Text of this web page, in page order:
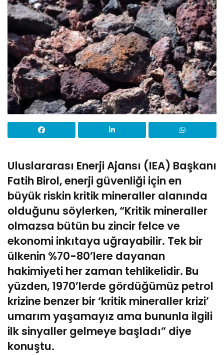
Uluslararası Enerji Ajansı (IEA) Başkanı
Fatih Birol, enerji güvenliği için en
büyük riskin kritik mineraller alanında
olduğunu söylerken, “Kritik mineraller
olmazsa bütün bu zincir felce ve
ekonomi inkıtaya uğrayabilir. Tek bir
ülkenin %70-80’lere dayanan
hakimiyeti her zaman tehlikelidir. Bu
yüzden, 1970’lerde gördüğümüz petrol
krizine benzer bir ‘kritik mineraller krizi’
umarım yaşamayız ama bununla ilgili
ilk sinyaller gelmeye başladı” diye
konuştu.